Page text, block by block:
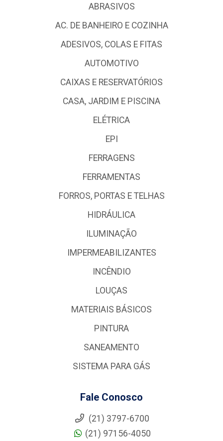
ABRASIVOS
AC. DE BANHEIRO E COZINHA
ADESIVOS, COLAS E FITAS
AUTOMOTIVO
CAIXAS E RESERVATÓRIOS
CASA, JARDIM E PISCINA
ELÉTRICA
EPI
FERRAGENS
FERRAMENTAS
FORROS, PORTAS E TELHAS
HIDRÁULICA
ILUMINAÇÃO
IMPERMEABILIZANTES
INCÊNDIO
LOUÇAS
MATERIAIS BÁSICOS
PINTURA
SANEAMENTO
SISTEMA PARA GÁS
Fale Conosco
(21) 3797-6700
(21) 97156-4050